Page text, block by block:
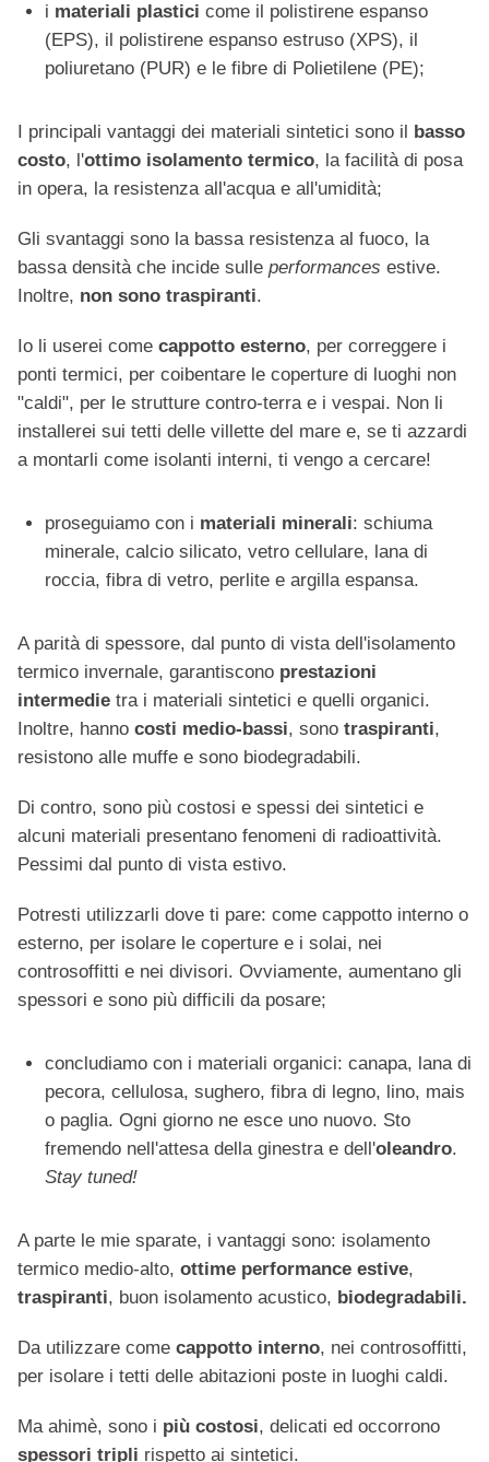
i materiali plastici come il polistirene espanso
(EPS), il polistirene espanso estruso (XPS), il
poliuretano (PUR) e le fibre di Polietilene (PE);
I principali vantaggi dei materiali sintetici sono il basso
costo, l'ottimo isolamento termico, la facilità di posa
in opera, la resistenza all'acqua e all'umidità;
Gli svantaggi sono la bassa resistenza al fuoco, la
bassa densità che incide sulle performances estive.
Inoltre, non sono traspiranti.
Io li userei come cappotto esterno, per correggere i
ponti termici, per coibentare le coperture di luoghi non
"caldi", per le strutture contro-terra e i vespai. Non li
installerei sui tetti delle villette del mare e, se ti azzardi
a montarli come isolanti interni, ti vengo a cercare!
proseguiamo con i materiali minerali: schiuma
minerale, calcio silicato, vetro cellulare, lana di
roccia, fibra di vetro, perlite e argilla espansa.
A parità di spessore, dal punto di vista dell'isolamento
termico invernale, garantiscono prestazioni
intermedie tra i materiali sintetici e quelli organici.
Inoltre, hanno costi medio-bassi, sono traspiranti,
resistono alle muffe e sono biodegradabili.
Di contro, sono più costosi e spessi dei sintetici e
alcuni materiali presentano fenomeni di radioattività.
Pessimi dal punto di vista estivo.
Potresti utilizzarli dove ti pare: come cappotto interno o
esterno, per isolare le coperture e i solai, nei
controsoffitti e nei divisori. Ovviamente, aumentano gli
spessori e sono più difficili da posare;
concludiamo con i materiali organici: canapa, lana di
pecora, cellulosa, sughero, fibra di legno, lino, mais
o paglia. Ogni giorno ne esce uno nuovo. Sto
fremendo nell'attesa della ginestra e dell'oleandro.
Stay tuned!
A parte le mie sparate, i vantaggi sono: isolamento
termico medio-alto, ottime performance estive,
traspiranti, buon isolamento acustico, biodegradabili.
Da utilizzare come cappotto interno, nei controsoffitti,
per isolare i tetti delle abitazioni poste in luoghi caldi.
Ma ahimè, sono i più costosi, delicati ed occorrono
spessori tripli rispetto ai sintetici.